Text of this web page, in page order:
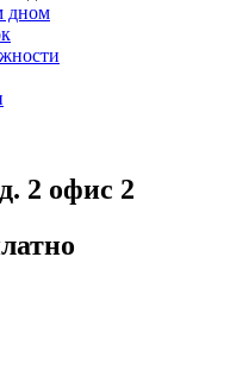
дном
2 офис 2